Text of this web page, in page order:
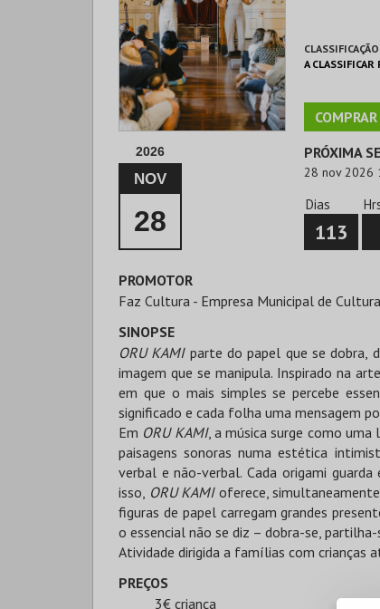
A CLASSIFICAR
COMPRAR
2026
NOV
28
PRÓXIMA
28 nov 2026
Dias
113
PROMOTOR
Faz Cultura - Empresa Municipal de
SINOPSE
ORU KAMIparte do papel que se dobra,
imagem que se manipula. Inspirado na
em que o mais simples se percebe
significado e cada folha uma mensagem
Em ORU KAMI, a música surge como
paisagens sonoras numa estética
verbal e não-verbal. Cada origami
isso, ORU KAMIoferece,
figuras de papel carregam grandes
o essencial não se diz – dobra-se, partilha-
Atividade dirigida a famílias com crianças
PREÇOS
3€ criança